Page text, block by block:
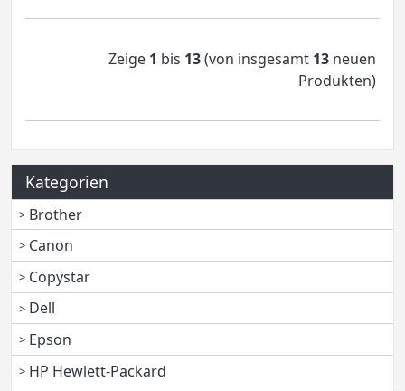
Zeige 1 bis 13(von insgesamt 13 neuen
Produkten)
Kategorien
Brother
Canon
Copystar
Dell
Epson
HP Hewlett-Packard